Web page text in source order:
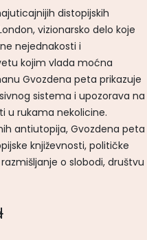
distopijskih
vizionarsko delo koje
nejednakosti i
kojim vlada moćna
Gvozdena peta prikazuje
sistema i upozorava na
u rukama nekolicine.
antiutopija, Gvozdena peta
književnosti, političke
o slobodi, društvu